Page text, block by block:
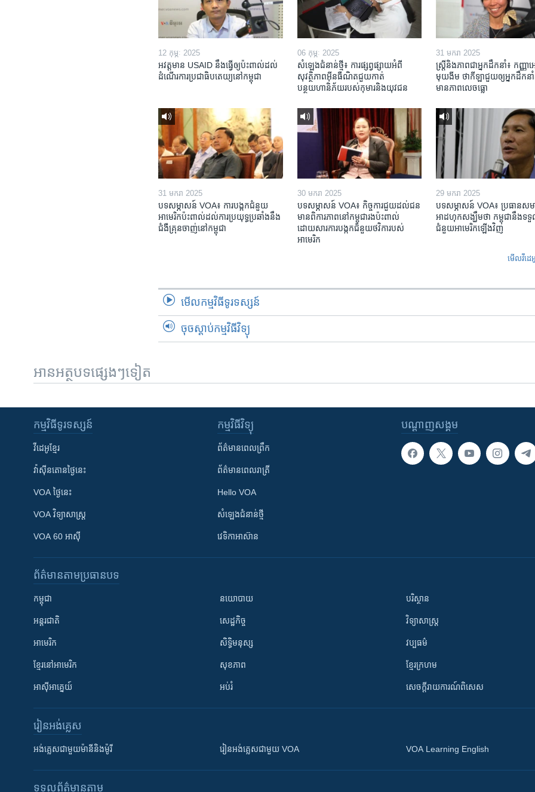
12 កុម្ភៈ 2025
អវត្តមាន USAID នឹងធ្វើឲ្យប៉ះពាល់ដល់
ដំណើរការប្រជាធិបតេយ្យនៅកម្ពុជា
06 កុម្ភៈ 2025
សំឡេងជំនាន់ថ្មី៖ ការផ្សព្វផ្សាយអំពី
សុវត្ថិភាពអ៊ីនធឺណិតជួយកាត់
បន្ថយហានិភ័យរបស់កុមារនិងយុវជន
31 មករា 2025
ស្រ្តី​និង​ភាព​ជា​អ្នក​ដឹកនាំ៖ កញ្ញា​អ
មុយងីម ថា​កីឡា​ជួយឲ្យ​អ្នកដឹកនាំ​
មាន​ភាព​លេចធ្លោ
31 មករា 2025
បទសម្ភាសន៍ VOA៖ ការបង្កក​ជំនួយ​
អាមេរិក​ប៉ះពាល់ដល់​ការប្រយុទ្ធ​ប្រឆាំង​នឹង​
ជំងឺ​គ្រុនចាញ់​នៅ​កម្ពុជា
30 មករា 2025
បទសម្ភាសន៍ VOA៖ កិច្ចការ​ជួយ​ដល់​ជន​
មាន​ពិការភាព​នៅកម្ពុជា​រង​ប៉ះពាល់​
ដោយសារ​ការ​បង្កក​ជំនួយ​ថវិកា​របស់​
អាមេរិក
29 មករា 2025
បទសម្ភាសន៍ VOA៖ ប្រធាន​ស
អាដហុក​សង្ឃឹម​ថា កម្ពុជា​នឹង​ទ
ជំនួយ​អាមេរិក​ឡើងវិញ
មើល​វីដ
មើល​កម្មវិធី​ទូរទស្សន៍
ចុចស្តាប់កម្មវិធីវិទ្យុ
អានអត្ថបទផ្សេងៗទៀត
បណ្តាញ​សង្គម
កម្មវិធី​ទូរទស្សន៍
វីដេអូ​ខ្មែរ
វ៉ាស៊ីនតោន​ថ្ងៃ​នេះ
VOA ថ្ងៃនេះ
VOA ​វិទ្យាសាស្ត្រ
VOA 60 អាស៊ី
កម្មវិធី​វិទ្យុ
ព័ត៌មាន​ពេល​ព្រឹក
ព័ត៌មាន​​ពេល​រាត្រី
Hello VOA
សំឡេង​ជំនាន់​ថ្មី
វេទិកា​អាស៊ាន
ព័ត៌មាន​តាមប្រធានបទ​
កម្ពុជា
អន្តរជាតិ
អាមេរិក
ខ្មែរ​នៅអាមេរិក
អាស៊ីអាគ្នេយ៍
នយោបាយ
សេដ្ឋកិច្ច
សិទ្ធិមនុស្ស
សុខភាព
អប់រំ
បរិស្ថាន
វិទ្យាសាស្រ្ត
វប្បធម៌
ខ្មែរក្រហម
សេចក្តីរាយការណ៍ពិសេស
រៀន​​អង់គ្លេស
អង់គ្លេស​ជាមួយ​ម៉ានី​និង​ម៉ូរី រៀន​​​​​​អង់គ្លេស​​ជាមួយ VOA VOA Learning English
ទទួល​ព័ត៌មាន​តាម